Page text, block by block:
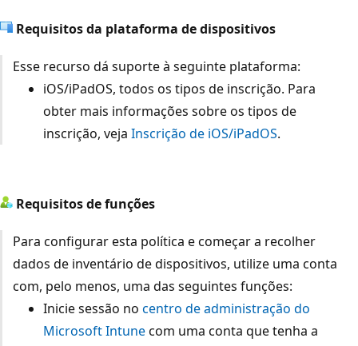
Requisitos da plataforma de dispositivos
Esse recurso dá suporte à seguinte plataforma:
iOS/iPadOS, todos os tipos de inscrição. Para
obter mais informações sobre os tipos de
inscrição, veja Inscrição de iOS/iPadOS.
Requisitos de funções
Para configurar esta política e começar a recolher
dados de inventário de dispositivos, utilize uma conta
com, pelo menos, uma das seguintes funções:
Inicie sessão no centro de administração do
Microsoft Intunecom uma conta que tenha a